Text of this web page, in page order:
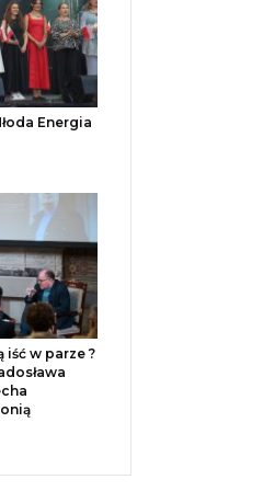
Energia
iść w parze ?